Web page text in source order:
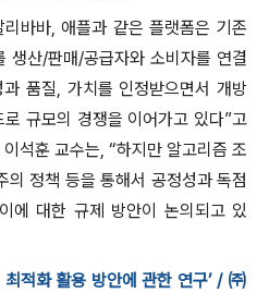
바바, 애플과 같은 플랫폼은 기존
생산/판매/공급자와 소비자를 연결
품질, 가치를 인정받으면서 개방
규모의 경쟁을 이어가고 있다”고
석훈 교수는, “하지만 알고리즘 조
의 정책 등을 통해서 공정성과 독점
에 대한 규제 방안이 논의되고 있
최적화 활용 방안에 관한 연구’ / ㈜